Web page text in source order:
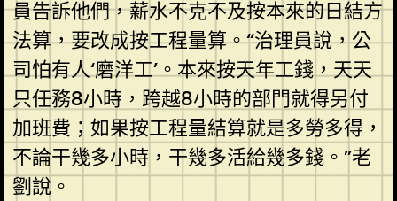
員告訴他們，薪水不克不及按本來的日結方
法算，要改成按工程量算。“治理員說，公
司怕有人‘磨洋工’。本來按天年工錢，天天
只任務8小時，跨越8小時的部門就得另付
加班費；如果按工程量結算就是多勞多得，
不論干幾多小時，干幾多活給幾多錢。”老
劉說。